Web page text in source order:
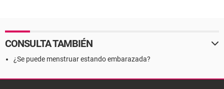
CONSULTA TAMBIÉN
¿Se puede menstruar estando embarazada?